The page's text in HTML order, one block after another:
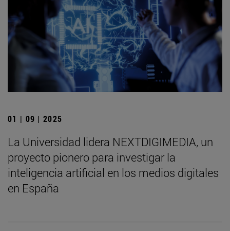
01 | 09 | 2025
La Universidad lidera NEXTDIGIMEDIA, un
proyecto pionero para investigar la
inteligencia artificial en los medios digitales
en España